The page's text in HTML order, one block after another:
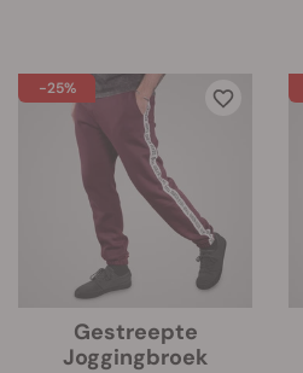
-25%
Gestreepte
Joggingbroek